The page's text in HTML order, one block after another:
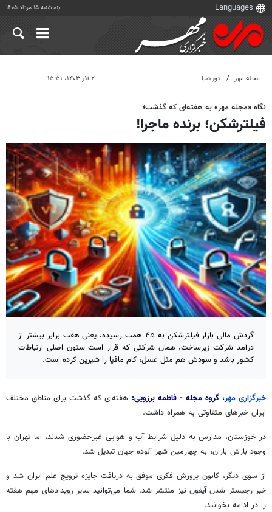
پنجشنبه ۱۵ مرداد ۱۴۰۵
مجله مهر دور دنيا ۲ آذر ۱۴۰۳، ۱۵:۵۱
نگاه «مجله مهر» به هفته‌ای که گذشت؛
فیلترشکن؛ برنده ماجرا!
گردش مالی بازار فیلترشکن به ۴۵ همت رسیده، یعنی هفت برابر بیشتر از
درآمد شرکت زیرساخت، همان شرکتی که قرار است ستون اصلی ارتباطات
کشور باشد و سودش هم مثل عسل، کام مافیا را شیرین کرده است.
خبرگزاری مهر، گروه مجله - فاطمه برزویی: هفته‌ای که گذشت برای مناطق مختلف
ایران خبرهای متفاوتی به همراه داشت.
در خوزستان، مدارس به دلیل شرایط آب و هوایی غیرحضوری شدند، اما تهران با
وجود بارش باران، به چهارمین شهر آلوده جهان تبدیل شد.
از سوی دیگر، کانون پرورش فکری موفقبه دریافت جایزه ترویج علم ایران شد و
خبر رجیستر شدن آیفون نیز منتشر شد. شما می‌توانید سایر رویدادهای مهم هفته
را در ادامه بخوانید.